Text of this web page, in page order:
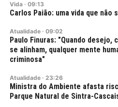
Vida · 09:13
Carlos Paião: uma vida que não
Atualidade · 09:02
Paulo Finuras: "Quando desejo,
se alinham, qualquer mente
criminosa"
Atualidade · 23:26
Ministra do Ambiente afasta
Parque Natural de Sintra-